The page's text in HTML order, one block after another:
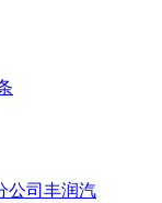
公司丰润汽